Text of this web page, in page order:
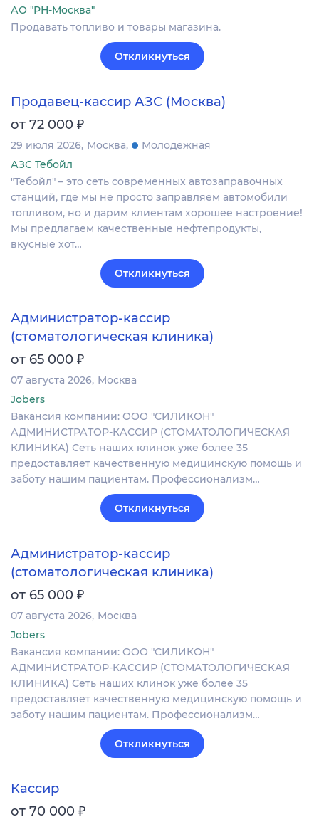
АО "РН-Москва"
Продавать топливо и товары магазина.
Откликнуться
Продавец-кассир АЗС (Москва)
от 72 000 ₽
29 июля 2026 Москва
Молодежная
АЗС Тебойл
"Тебойл" – это сеть современных автозаправочных
станций, где мы не просто заправляем автомобили
топливом, но и дарим клиентам хорошее настроение!
Мы предлагаем качественные нефтепродукты,
вкусные хот…
Откликнуться
Администратор-кассир
(стоматологическая клиника)
от 65 000 ₽
07 августа 2026 Москва
Jobers
Вакансия компании: ООО "СИЛИКОН"
АДМИНИСТРАТОР-КАССИР (СТОМАТОЛОГИЧЕСКАЯ
КЛИНИКА) Сеть наших клинок уже более 35
предоставляет качественную медицинскую помощь и
заботу нашим пациентам. Профессионализм…
Откликнуться
Администратор-кассир
(стоматологическая клиника)
от 65 000 ₽
07 августа 2026 Москва
Jobers
Вакансия компании: ООО "СИЛИКОН"
АДМИНИСТРАТОР-КАССИР (СТОМАТОЛОГИЧЕСКАЯ
КЛИНИКА) Сеть наших клинок уже более 35
предоставляет качественную медицинскую помощь и
заботу нашим пациентам. Профессионализм…
Откликнуться
Кассир
от 70 000 ₽